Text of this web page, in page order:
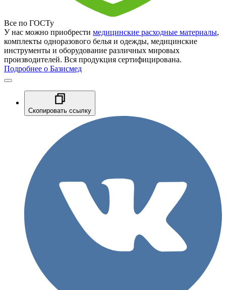
Все по ГОСТу
У нас можно приобрести медицинские расходные материалы,
комплекты одноразового белья и одежды, медицинские
инструменты и оборудование различных мировых
производителей. Вся продукция сертифицирована.
Подробнее о Базисмед
Скопировать ссылку